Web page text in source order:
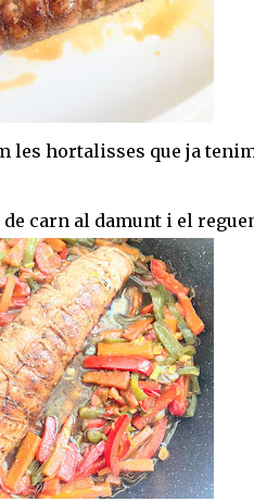
les hortalisses que ja
carn al damunt i el